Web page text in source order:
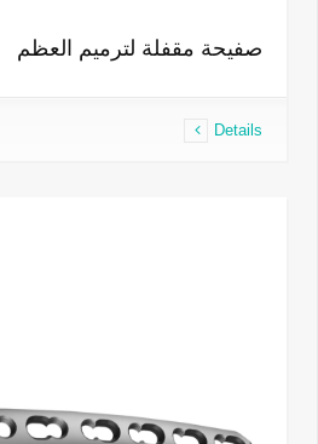
صفيحة مقفلة لترميم العظم
Details